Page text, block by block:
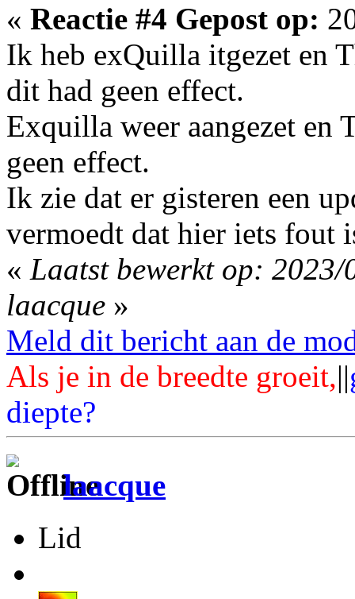
« Reactie #4 Gepost op:
Ik heb exQuilla itgezet en
dit had geen effect.
Exquilla weer aangezet en
geen effect.
Ik zie dat er gisteren een
vermoedt dat hier iets fout
« Laatst bewerkt op:
laacque »
Meld dit bericht aan de
Als je in de breedte groeit,||
diepte?
laacque
Lid